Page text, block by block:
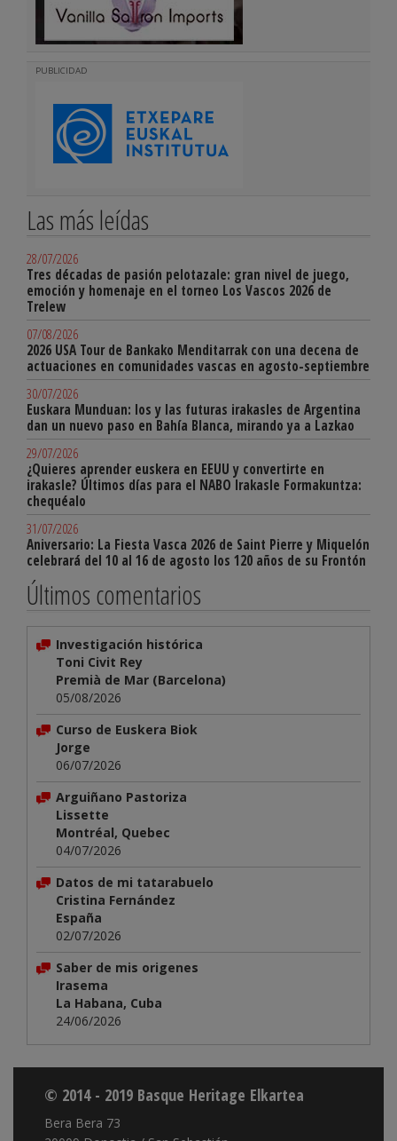
PUBLICIDAD
Las más leídas
28/07/2026
Tres décadas de pasión pelotazale: gran nivel de juego,
emoción y homenaje en el torneo Los Vascos 2026 de
Trelew
07/08/2026
2026 USA Tour de Bankako Menditarrak con una decena de
actuaciones en comunidades vascas en agosto-septiembre
30/07/2026
Euskara Munduan: los y las futuras irakasles de Argentina
dan un nuevo paso en Bahía Blanca, mirando ya a Lazkao
29/07/2026
¿Quieres aprender euskera en EEUU y convertirte en
irakasle? Últimos días para el NABO Irakasle Formakuntza:
chequéalo
31/07/2026
Aniversario: La Fiesta Vasca 2026 de Saint Pierre y Miquelón
celebrará del 10 al 16 de agosto los 120 años de su Frontón
Últimos comentarios
Investigación histórica
Toni Civit Rey
Premià de Mar (Barcelona)
05/08/2026
Curso de Euskera Biok
Jorge
06/07/2026
Arguiñano Pastoriza
Lissette
Montréal, Quebec
04/07/2026
Datos de mi tatarabuelo
Cristina Fernández
España
02/07/2026
Saber de mis origenes
Irasema
La Habana, Cuba
24/06/2026
© 2014 - 2019 Basque Heritage Elkartea
Bera Bera 73